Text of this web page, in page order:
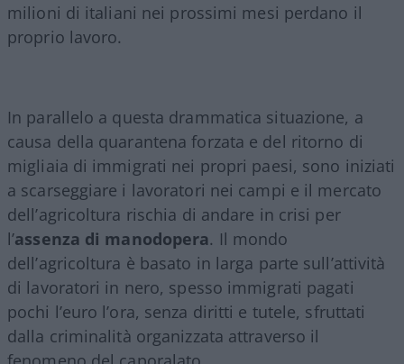
milioni di italiani nei prossimi mesi perdano il
proprio lavoro.
In parallelo a questa drammatica situazione, a
causa della quarantena forzata e del ritorno di
migliaia di immigrati nei propri paesi, sono iniziati
a scarseggiare i lavoratori nei campi e il mercato
dell’agricoltura rischia di andare in crisi per
l’assenza di manodopera. Il mondo
dell’agricoltura è basato in larga parte sull’attività
di lavoratori in nero, spesso immigrati pagati
pochi l’euro l’ora, senza diritti e tutele, sfruttati
dalla criminalità organizzata attraverso il